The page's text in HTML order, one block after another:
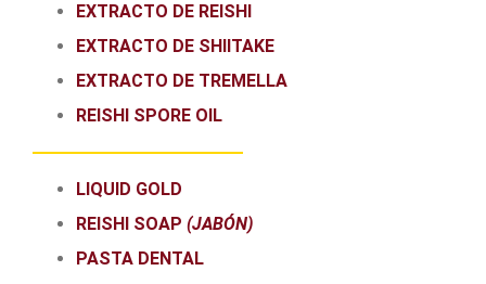
EXTRACTO DE REISHI
EXTRACTO DE SHIITAKE
EXTRACTO DE TREMELLA
REISHI SPORE OIL
LIQUID GOLD
REISHI SOAP (JABÓN)
PASTA DENTAL